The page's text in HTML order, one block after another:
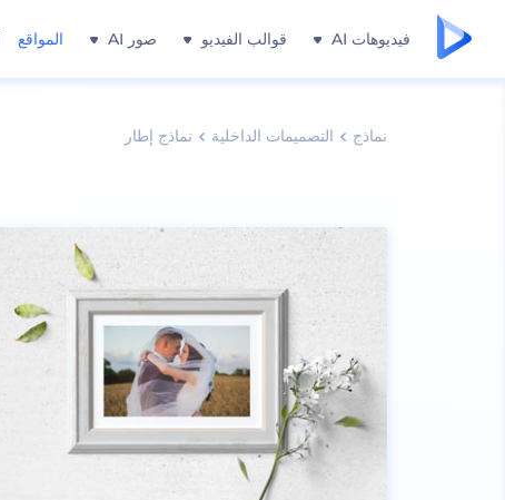
فيديوهات AI قوالب الفيديو صور AI المواقع
نماذج التصميمات الداخلية نماذج إطار